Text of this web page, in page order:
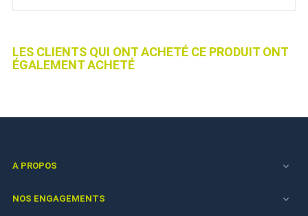
LES CLIENTS QUI ONT ACHETÉ CE PRODUIT ONT
ÉGALEMENT ACHETÉ
A PROPOS 
NOS ENGAGEMENTS 